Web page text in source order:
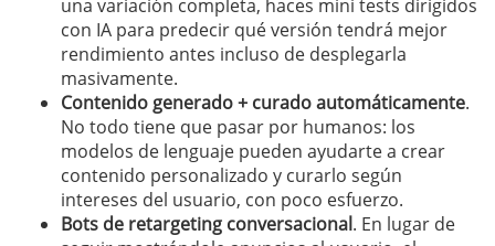
una variación completa, haces mini tests dirigidos
con IA para predecir qué versión tendrá mejor
rendimiento antes incluso de desplegarla
masivamente.
Contenido generado + curado automáticamente.
No todo tiene que pasar por humanos: los
modelos de lenguaje pueden ayudarte a crear
contenido personalizado y curarlo según
intereses del usuario, con poco esfuerzo.
Bots de retargeting conversacional. En lugar de